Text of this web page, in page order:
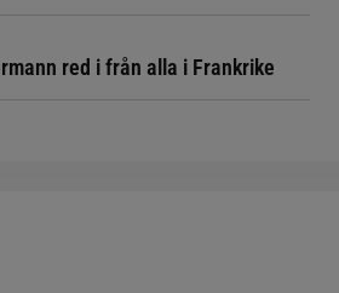
red i från alla i Frankrike